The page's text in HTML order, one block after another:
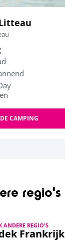
CAMPING
regio's
ANDERE REGIO'S
Frankrijk